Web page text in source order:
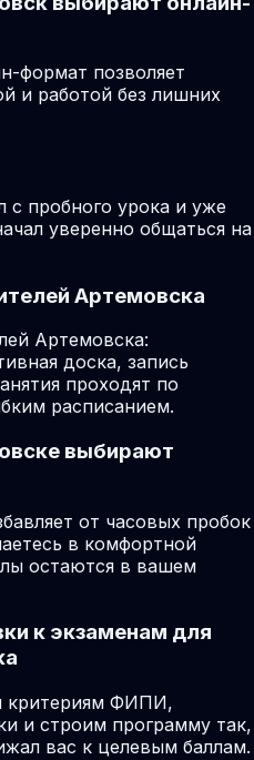
формат позволяет
и работой без лишних
с пробного урока и уже
уверенно общаться на
Артемовска
Артемовска:
доска, запись
проходят по
расписанием.
выбирают
от часовых пробок
в комфортной
остаются в вашем
к экзаменам для
критериям ФИПИ,
и строим программу так,
вас к целевым баллам.